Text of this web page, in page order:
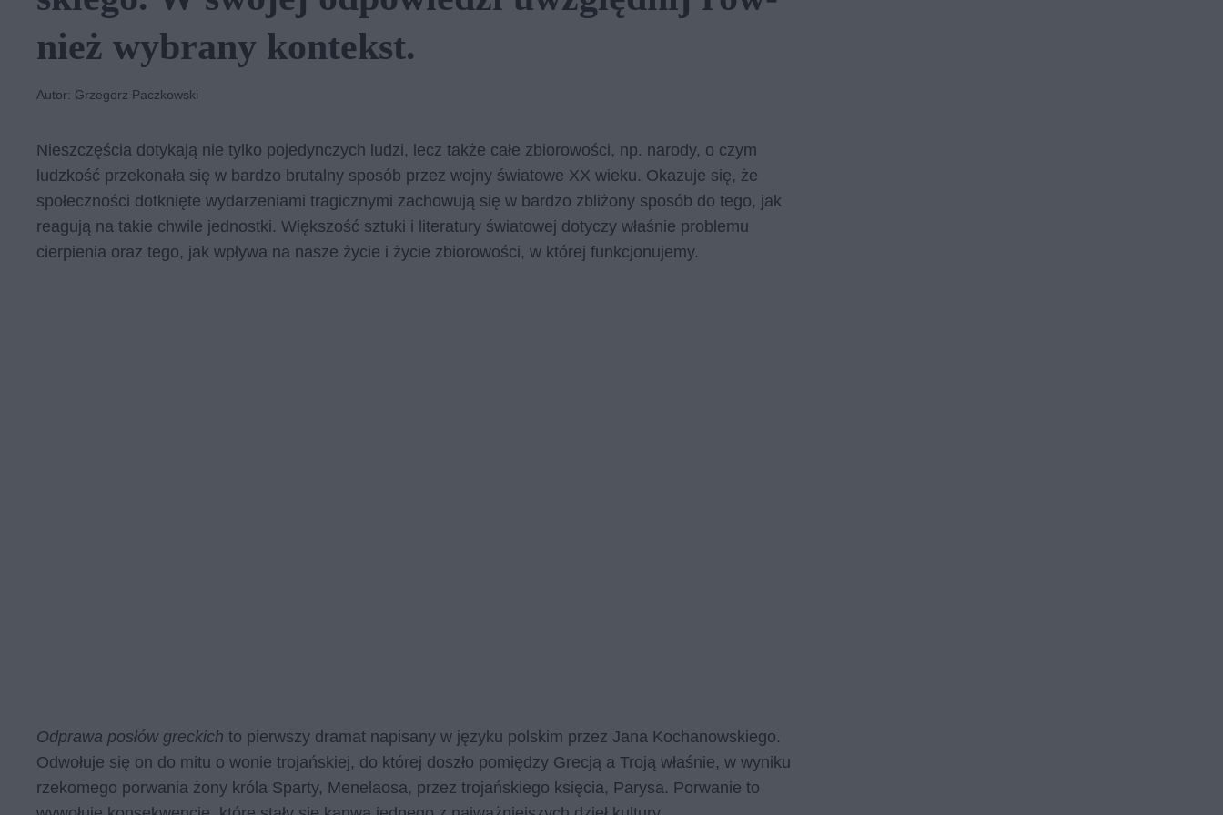
nież wy­bra­ny kon­tekst.
Autor: Grzegorz Paczkowski
Nieszczęścia dotykają nie tylko pojedynczych ludzi, lecz także całe zbiorowości, np. narody, o czym
ludzkość przekonała się w bardzo brutalny sposób przez wojny światowe XX wieku. Okazuje się, że
społeczności dotknięte wydarzeniami tragicznymi zachowują się w bardzo zbliżony sposób do tego, jak
reagują na takie chwile jednostki. Większość sztuki i literatury światowej dotyczy właśnie problemu
cierpienia oraz tego, jak wpływa na nasze życie i życie zbiorowości, w której funkcjonujemy.
Odprawa posłów greckich to pierwszy dramat napisany w języku polskim przez Jana Kochanowskiego.
Odwołuje się on do mitu o wonie trojańskiej, do której doszło pomiędzy Grecją a Troją właśnie, w wyniku
rzekomego porwania żony króla Sparty, Menelaosa, przez trojańskiego księcia, Parysa. Porwanie to